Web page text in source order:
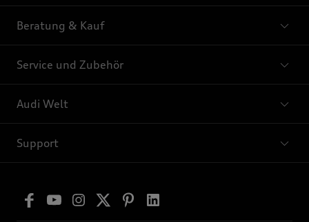
Beratung & Kauf
Service und Zubehör
Audi Welt
Support